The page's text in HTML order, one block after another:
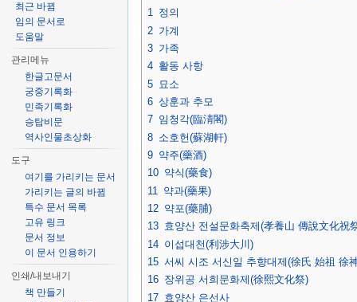
1 정의
2 가계
3 가족
4 활동 사항
5 묘소
6 상훈과 추모
7 임청각(臨淸閣)
8 소호헌(蘇湖軒)
9 약주(藥酒)
10 약식(藥食)
11
약과(藥果)
12 약포(藥脯)
13 효양산 전설문화축제(孝養山 傳說文化祝
14 이섭대천(利涉大川)
15 서씨 시조 서신일 추향대제(徐氏 始祖 徐
16 장위공 서희문화제(徐熙文化祭)
17 효양산 은선사
최근 바뀜
임의 문서로
도움말
관리메뉴
한글고문서
궁중기록화
민족기록화
승탑비문
역사인물초상화
도구
여기를 가리키는 문서
가리키는 글의 바뀜
특수 문서 목록
고유 링크
문서 정보
이 문서 인용하기
인쇄/내보내기
책 만들기